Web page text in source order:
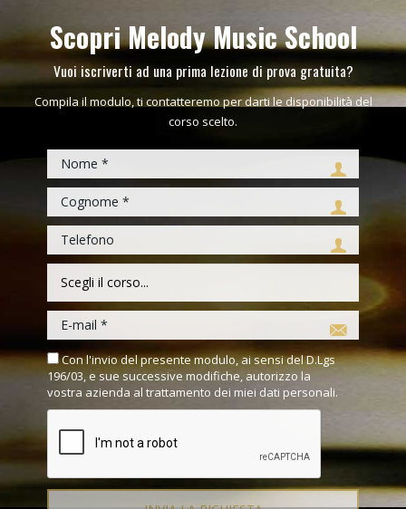
Scopri Melody Music School
Vuoi iscriverti ad una prima lezione di prova gratuita?
Compila il modulo, ti contatteremo per darti le disponibilità del
corso scelto.
Con l'invio del presente modulo, ai sensi del D.Lgs
196/03, e sue successive modifiche, autorizzo la
vostra azienda al trattamento dei miei dati personali.